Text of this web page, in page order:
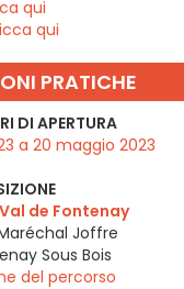
qui
qui
PRATICHE
DI APERTURA
a 20 maggio 2023
de Fontenay
Joffre
Sous Bois
del percorso